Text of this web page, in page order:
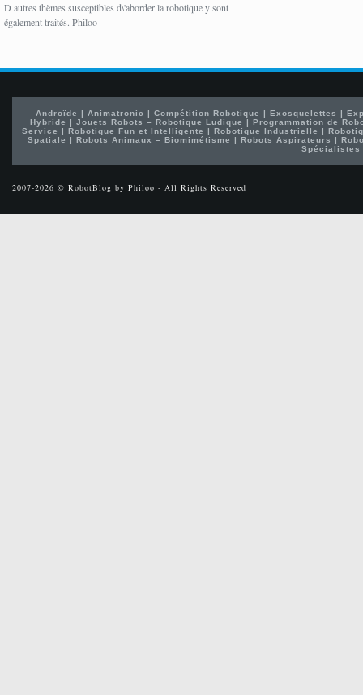
D autres thèmes susceptibles d\'aborder la robotique y sont
également traités. Philoo
Androïde | Animatronic | Compétition Robotique | Exosquelettes |
Hybride |Jouets Robots – Robotique Ludique |Programmation de
Service | Robotique Fun et Intelligente | Robotique Industrielle |
Spatiale | Robots Animaux – Biomimétisme | Robots Aspirateurs |
Spécialistes
2007-2026 © RobotBlog by Philoo - All Rights Reserved